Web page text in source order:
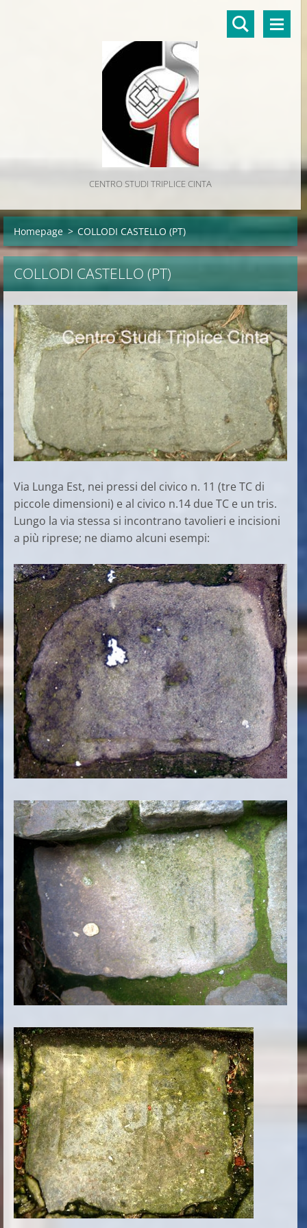
CENTRO STUDI TRIPLICE CINTA
Homepage > COLLODI CASTELLO (PT)
COLLODI CASTELLO (PT)
Via Lunga Est, nei pressi del civico n. 11 (tre TC di
piccole dimensioni) e al civico n.14 due TC e un tris.
Lungo la via stessa si incontrano tavolieri e incisioni
a più riprese; ne diamo alcuni esempi: